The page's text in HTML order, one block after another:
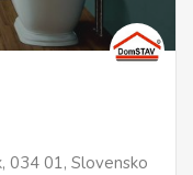
034 01, Slovensko